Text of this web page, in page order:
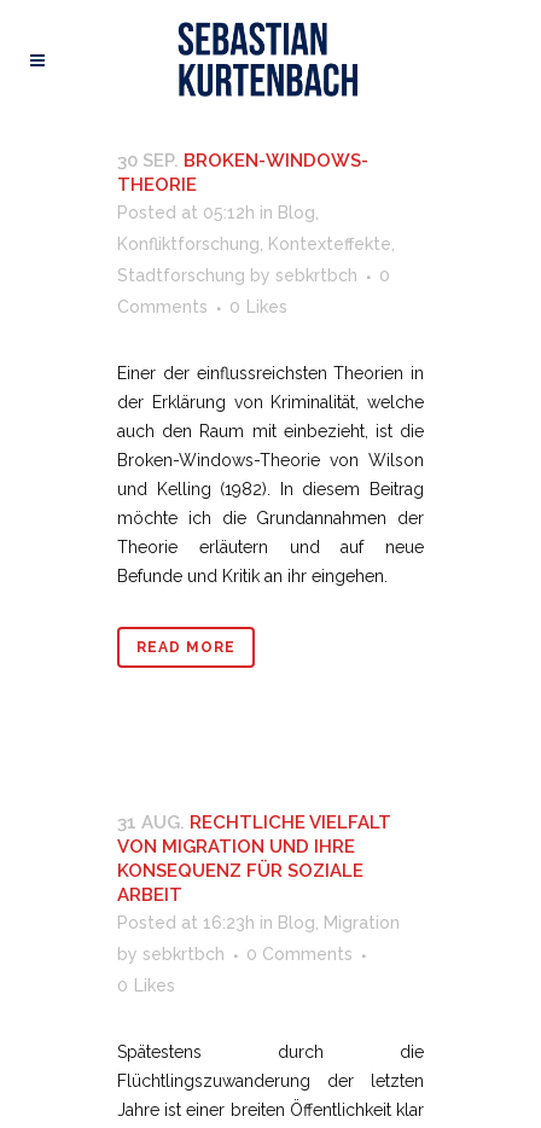
30 SEP. BROKEN-WINDOWS-
THEORIE
Posted at 05:12h in Blog
Konfliktforschung
Kontexteffekte
Stadtforschung by sebkrtbch
0
Comments
0 Likes
Einer der einflussreichsten Theorien in
der Erklärung von Kriminalität, welche
auch den Raum mit einbezieht, ist die
Broken-Windows-Theorie von Wilson
und Kelling (1982). In diesem Beitrag
möchte ich die Grundannahmen der
Theorie erläutern und auf neue
Befunde und Kritik an ihr eingehen.
READ MORE
31 AUG. RECHTLICHE VIELFALT
VON MIGRATION UND IHRE
KONSEQUENZ FÜR SOZIALE
ARBEIT
Posted at 16:23h in Blog
Migration
by sebkrtbch
0 Comments
0
Likes
Spätestens durch die
Flüchtlingszuwanderung der letzten
Jahre ist einer breiten Öffentlichkeit klar